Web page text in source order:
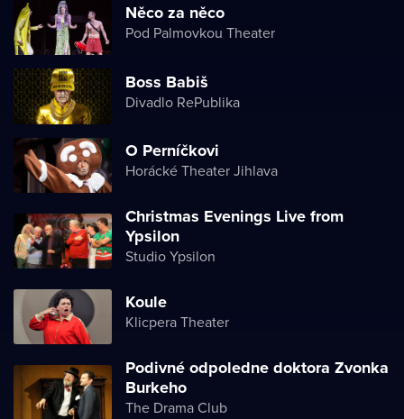
Něco za něco
Pod Palmovkou Theater
Boss Babiš
Divadlo RePublika
O Perníčkovi
Horácké Theater Jihlava
Christmas Evenings Live from
Ypsilon
Studio Ypsilon
Koule
Klicpera Theater
Podivné odpoledne doktora Zvonka
Burkeho
The Drama Club